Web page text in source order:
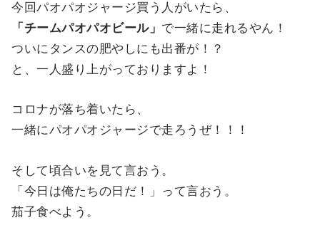
今回パオパオジャージ買う人がいたら、
「チームパオパオビール」 で一緒に走れるやん！
ついにタンスの肥やしにも出番が！？
と、一人盛り上がっておりますよ！
コロナが落ち着いたら、
一緒にパオパオジャージで走ろうぜ！！！
そして頃合いを見て言おう。
「今日は俺たちの日だ！」って言おう。
茄子食べよう。